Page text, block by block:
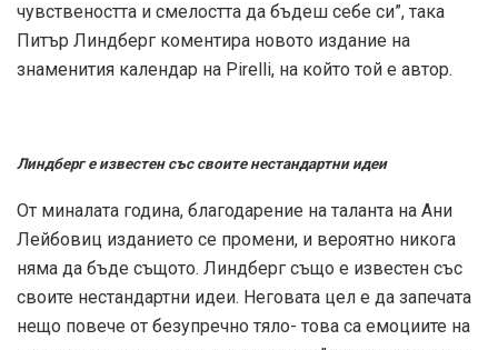
чувствеността и смелостта да бъдеш себе си”, така
Питър Линдберг коментира новото издание на
знаменития календар на Pirelli, на който той е автор.
Линдберг е известен със своите нестандартни идеи
От миналата година, благодарение на таланта на Ани
Лейбовиц изданието се промени, и вероятно никога
няма да бъде същото. Линдберг също е известен със
своите нестандартни идеи. Неговата цел е да запечата
нещо повече от безупречно тяло- това са емоциите на